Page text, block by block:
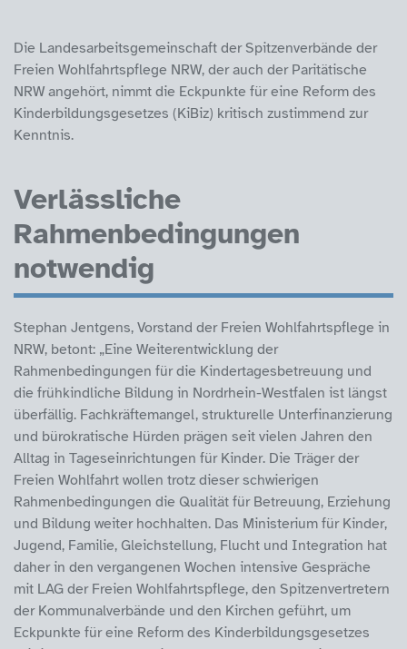
Die Landesarbeitsgemeinschaft der Spitzenverbände der
Freien Wohlfahrtspflege NRW, der auch der Paritätische
NRW angehört, nimmt die Eckpunkte für eine Reform des
Kinderbildungsgesetzes (KiBiz) kritisch zustimmend zur
Kenntnis.
Verlässliche
Rahmenbedingungen
notwendig
Stephan Jentgens, Vorstand der Freien Wohlfahrtspflege in
NRW, betont: „Eine Weiterentwicklung der
Rahmenbedingungen für die Kindertagesbetreuung und
die frühkindliche Bildung in Nordrhein-Westfalen ist längst
überfällig. Fachkräftemangel, strukturelle Unterfinanzierung
und bürokratische Hürden prägen seit vielen Jahren den
Alltag in Tageseinrichtungen für Kinder. Die Träger der
Freien Wohlfahrt wollen trotz dieser schwierigen
Rahmenbedingungen die Qualität für Betreuung, Erziehung
und Bildung weiter hochhalten. Das Ministerium für Kinder,
Jugend, Familie, Gleichstellung, Flucht und Integration hat
daher in den vergangenen Wochen intensive Gespräche
mit LAG der Freien Wohlfahrtspflege, den Spitzenvertretern
der Kommunalverbände und den Kirchen geführt, um
Eckpunkte für eine Reform des Kinderbildungsgesetzes